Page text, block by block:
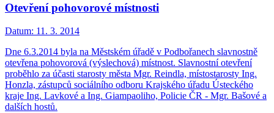
Otevření pohovorové místnosti
Datum: 11. 3. 2014
Dne 6.3.2014 byla na Městském úřadě v Podbořanech slavnostně
otevřena pohovorová (výslechová) místnost. Slavnostní otevření
proběhlo za účasti starosty města Mgr. Reindla, místostarosty Ing.
Honzla, zástupců sociálního odboru Krajského úřadu Ústeckého
kraje Ing. Lavkové a Ing. Giampaoliho, Policie ČR - Mgr. Bašové a
dalších hostů.